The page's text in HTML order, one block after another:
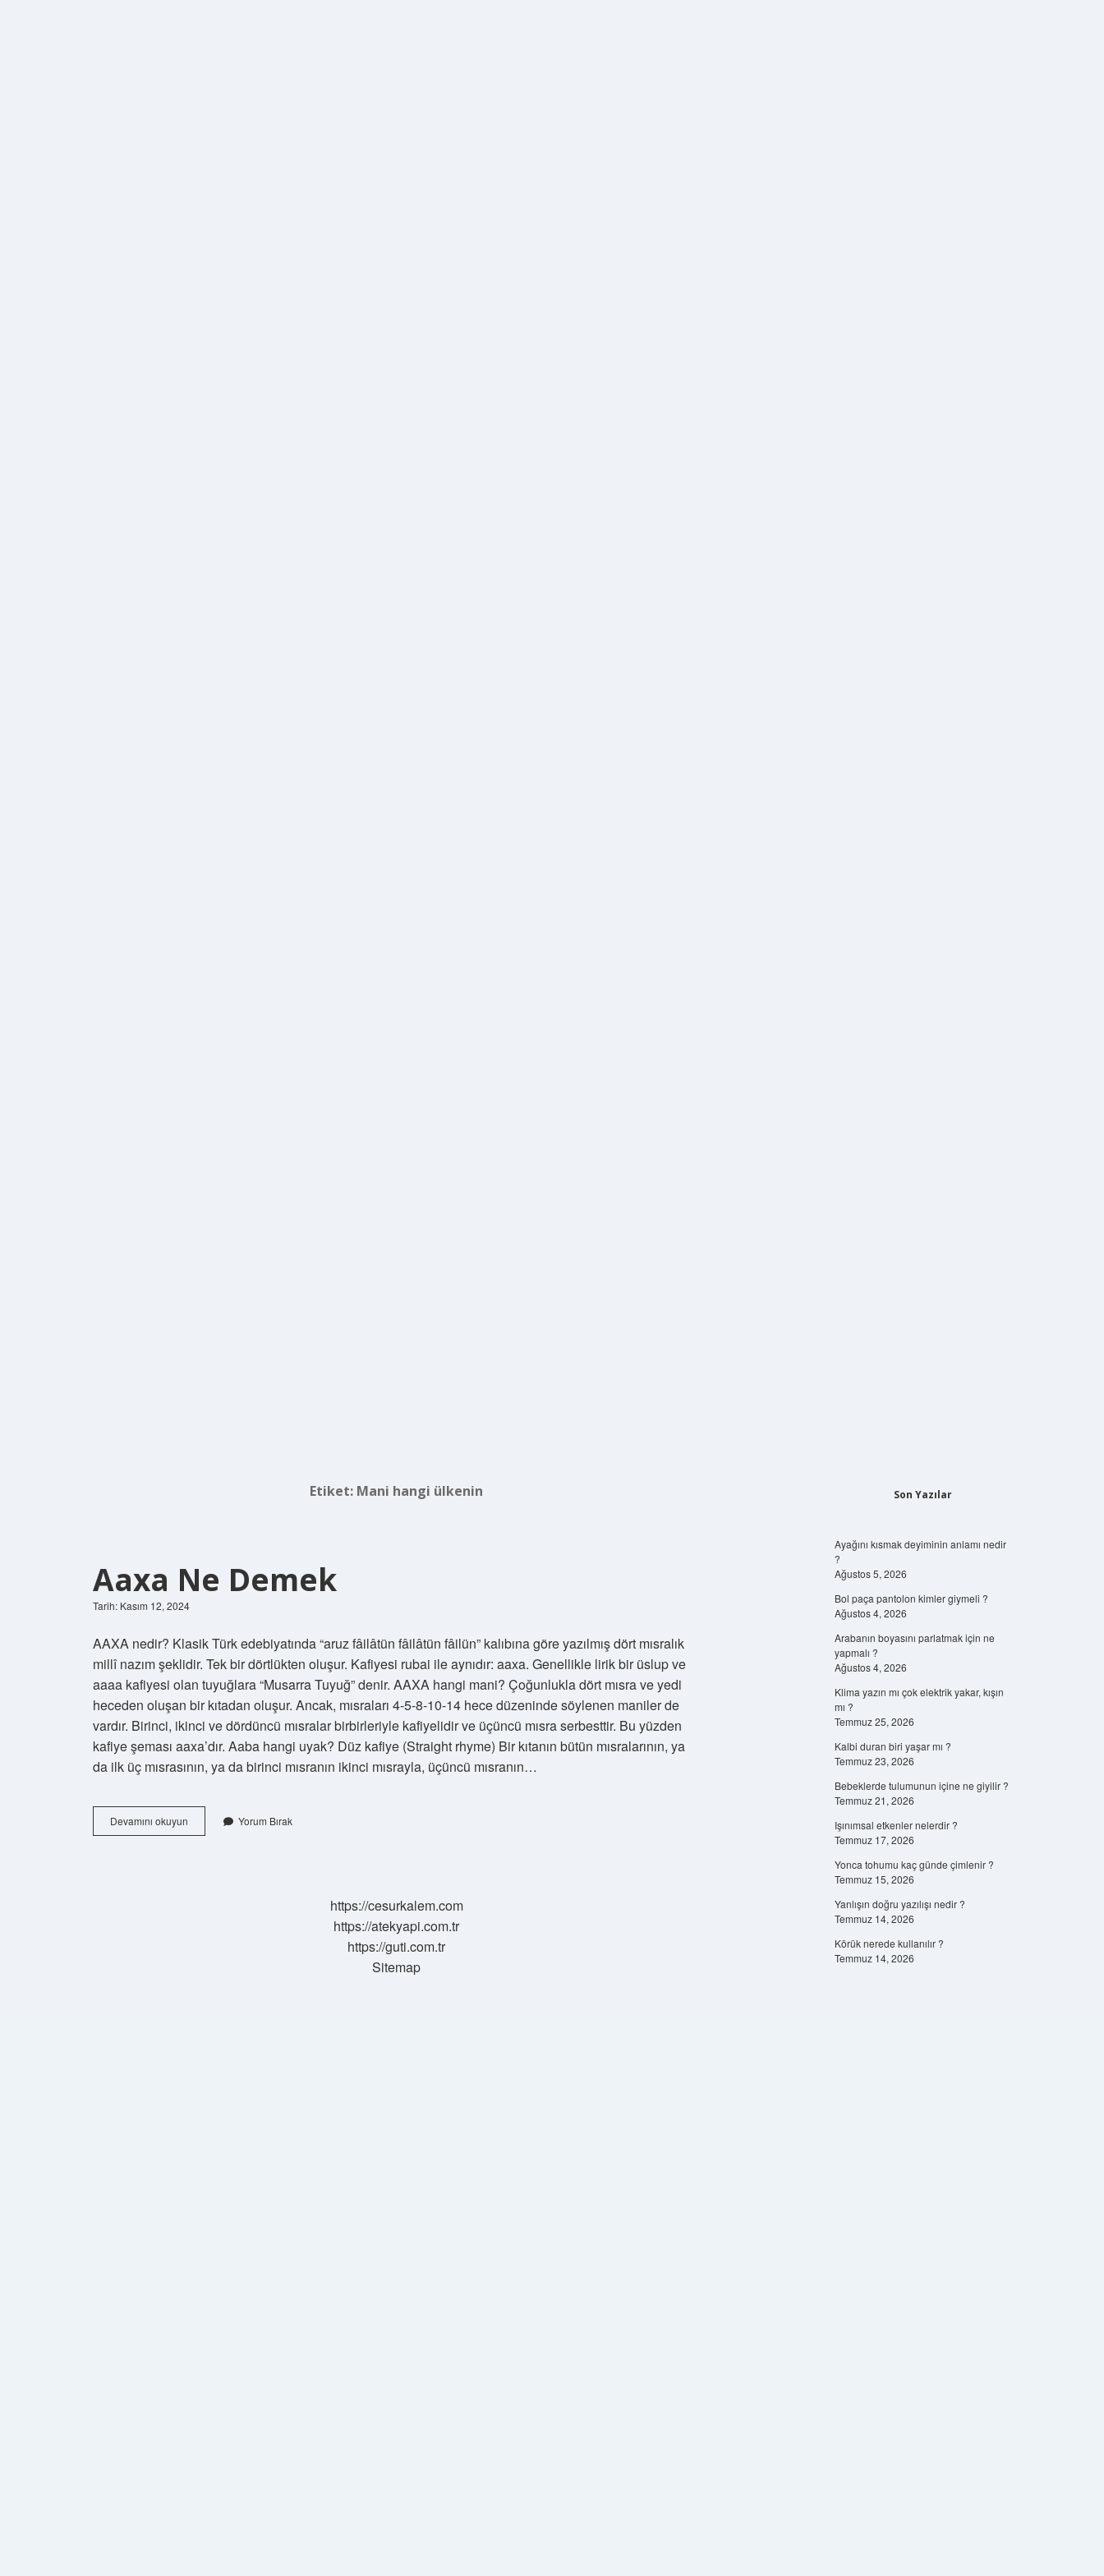
Etiket: Mani hangi ülkenin
Aaxa Ne Demek
Tarih: Kasım 12, 2024
AAXA nedir? Klasik Türk edebiyatında “aruz fâilâtün fâilâtün fâilün” kalıbına göre yazılmış dört mısralık
millî nazım şeklidir. Tek bir dörtlükten oluşur. Kafiyesi rubai ile aynıdır: aaxa. Genellikle lirik bir üslup ve
aaaa kafiyesi olan tuyuğlara “Musarra Tuyuğ” denir. AAXA hangi mani? Çoğunlukla dört mısra ve yedi
heceden oluşan bir kıtadan oluşur. Ancak, mısraları 4-5-8-10-14 hece düzeninde söylenen maniler de
vardır. Birinci, ikinci ve dördüncü mısralar birbirleriyle kafiyelidir ve üçüncü mısra serbesttir. Bu yüzden
kafiye şeması aaxa’dır. Aaba hangi uyak? Düz kafiye (Straight rhyme) Bir kıtanın bütün mısralarının, ya
da ilk üç mısrasının, ya da birinci mısranın ikinci mısrayla, üçüncü mısranın…
Devamını okuyun
Ne
Yorum Bırak
https://cesurkalem.com
https://atekyapi.com.tr
https://guti.com.tr
Sitemap
Son Yazılar
Ayağını kısmak deyiminin anlamı nedir
?
Ağustos 5, 2026
Bol paça pantolon kimler giymeli ?
Ağustos 4, 2026
Arabanın boyasını parlatmak için ne
yapmalı ?
Ağustos 4, 2026
Klima yazın mı çok elektrik yakar, kışın
mı ?
Temmuz 25, 2026
Kalbi duran biri yaşar mı ?
Temmuz 23, 2026
Bebeklerde tulumunun içine ne giyilir ?
Temmuz 21, 2026
Işınımsal etkenler nelerdir ?
Temmuz 17, 2026
Yonca tohumu kaç günde çimlenir ?
Temmuz 15, 2026
Yanlışın doğru yazılışı nedir ?
Temmuz 14, 2026
Körük nerede kullanılır ?
Temmuz 14, 2026